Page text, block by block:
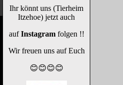
Ihr könnt uns (Tierheim
Itzehoe) jetzt auch
aufInstagramfolgen !!
Wir freuen uns auf Euch
😊😊😊😊